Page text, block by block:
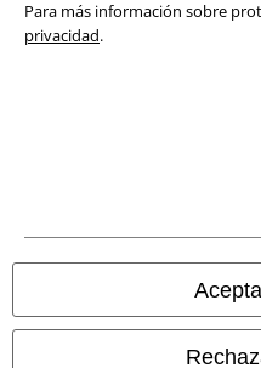
Para más información sobre
privacidad.
Declaración de Conformidad
Todos los precios incluyen el
© 1986-2026 E.M.P.